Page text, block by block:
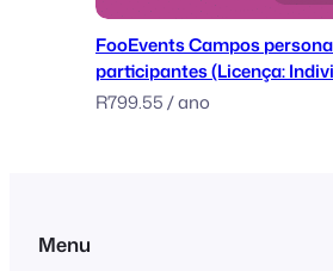
FooEvents Campos
participantes (Licença:
R799.55/ ano
Menu